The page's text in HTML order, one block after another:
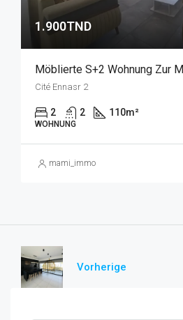
1.900TND
Möblierte S+2 Wohnung Zur
Cité Ennasr 2
2 2 110m²
WOHNUNG
mami_immo
Vorherige